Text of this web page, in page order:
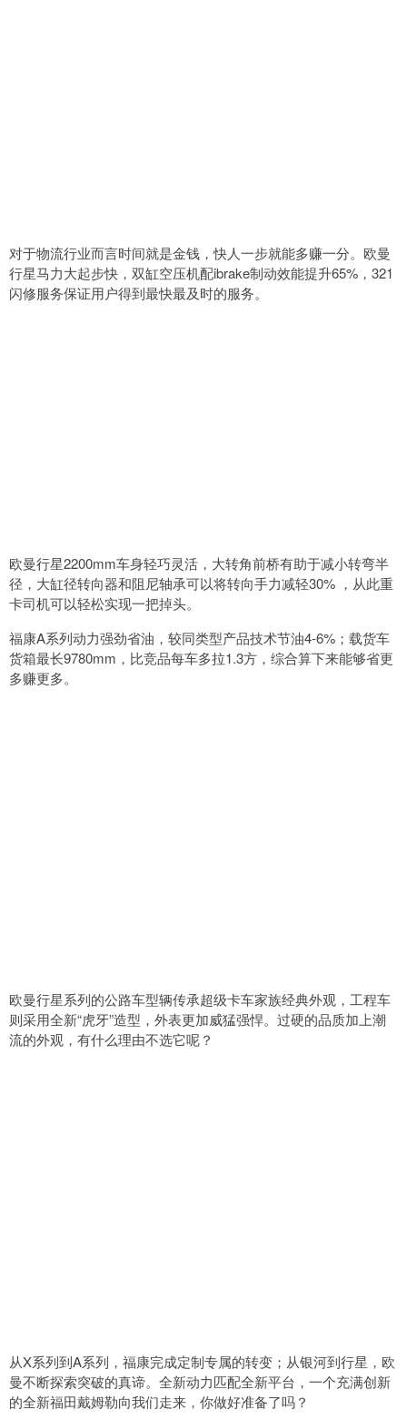
对于物流行业而言时间就是金钱，快人一步就能多赚一分。欧曼
行星马力大起步快，双缸空压机配ibrake制动效能提升65%，321
闪修服务保证用户得到最快最及时的服务。
欧曼行星2200mm车身轻巧灵活，大转角前桥有助于减小转弯半
径，大缸径转向器和阻尼轴承可以将转向手力减轻30% ，从此重
卡司机可以轻松实现一把掉头。
福康A系列动力强劲省油，较同类型产品技术节油4-6%；载货车
货箱最长9780mm，比竞品每车多拉1.3方，综合算下来能够省更
多赚更多。
欧曼行星系列的公路车型辆传承超级卡车家族经典外观，工程车
则采用全新“虎牙”造型，外表更加威猛强悍。过硬的品质加上潮
流的外观，有什么理由不选它呢？
从X系列到A系列，福康完成定制专属的转变；从银河到行星，欧
曼不断探索突破的真谛。全新动力匹配全新平台，一个充满创新
的全新福田戴姆勒向我们走来，你做好准备了吗？